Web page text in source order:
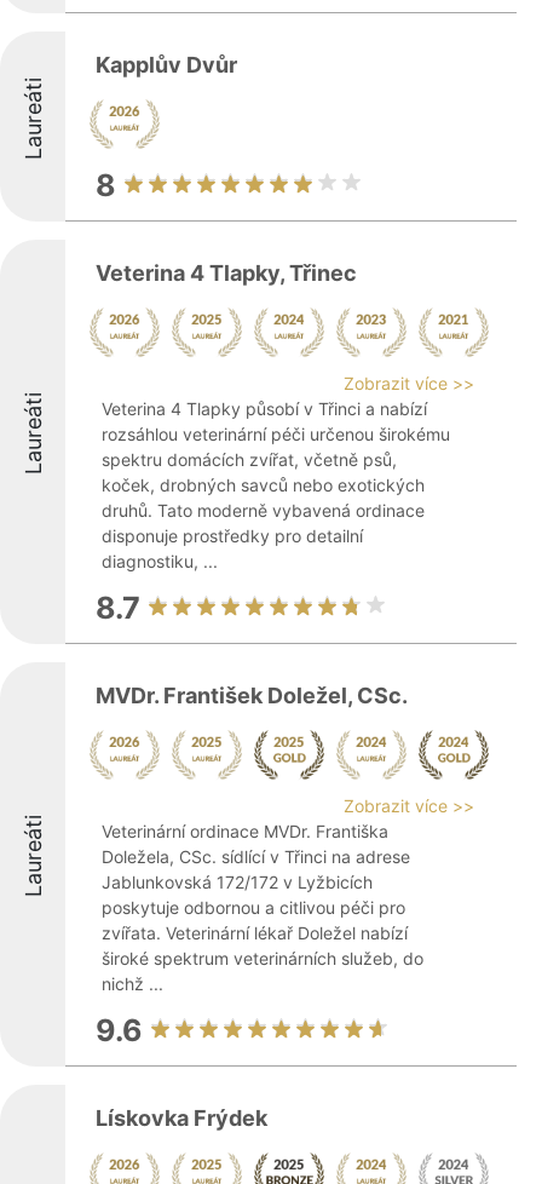
Laureáti
Kapplův Dvůr
8
Laureáti
Veterina 4 Tlapky, Třinec
Zobrazit více >>
Veterina 4 Tlapky působí v Třinci a nabízí
rozsáhlou veterinární péči určenou širokému
spektru domácích zvířat, včetně psů,
koček, drobných savců nebo exotických
druhů. Tato moderně vybavená ordinace
disponuje prostředky pro detailní
diagnostiku, ...
8.7
Laureáti
MVDr. František Doležel, CSc.
Zobrazit více >>
Veterinární ordinace MVDr. Františka
Doležela, CSc. sídlící v Třinci na adrese
Jablunkovská 172/172 v Lyžbicích
poskytuje odbornou a citlivou péči pro
zvířata. Veterinární lékař Doležel nabízí
široké spektrum veterinárních služeb, do
nichž ...
9.6
Lískovka Frýdek